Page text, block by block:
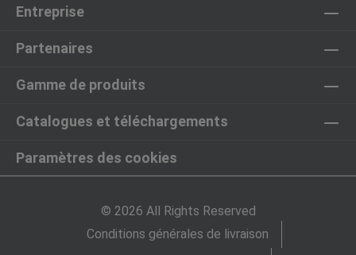
Entreprise
Partenaires
Gamme de produits
Catalogues et téléchargements
Paramètres des cookies
© 2026 All Rights Reserved
Conditions générales de livraison